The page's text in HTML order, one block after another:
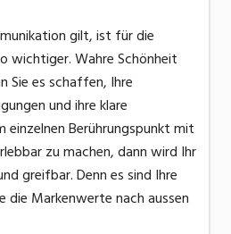
gilt, ist für die
wichtiger. Wahre Schönheit
Sie es schaffen, Ihre
und ihre klare
einzelnen Berührungspunkt mit
zu machen, dann wird Ihr
greifbar. Denn es sind Ihre
Markenwerte nach aussen